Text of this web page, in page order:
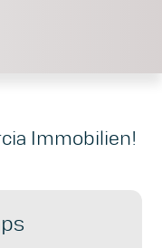
Immobilien!